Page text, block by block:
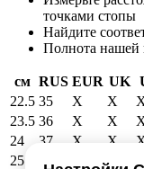
точками стопы
Найдите
Полнота нашей
см RUS EUR UK
22.5 35 X X
23.5 36 X X
24
37 X X
25
6